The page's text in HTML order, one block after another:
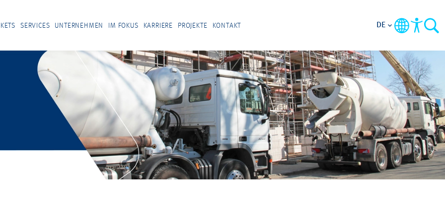
SERVICES UNTERNEHMEN IM FOKUS KARRIERE PROJEKTE KONTAKT DE